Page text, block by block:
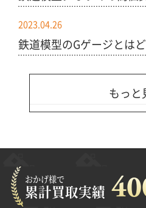
2023.04.26
鉄道模型のGゲージとは
もっと
おかげ様で
累計買取実績